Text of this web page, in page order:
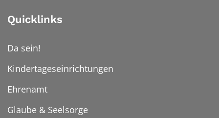
Quicklinks
Da sein!
Kindertageseinrichtungen
Ehrenamt
Glaube & Seelsorge